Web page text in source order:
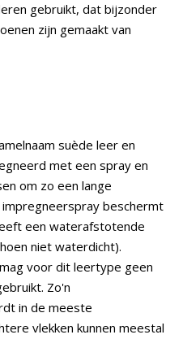
gebruikt, dat bijzonder
zijn gemaakt van
suède leer en
met een spray en
om zo een lange
beschermt
een waterafstotende
niet waterdicht).
voor dit leertype geen
Zo'n
in de meeste
vlekken kunnen meestal